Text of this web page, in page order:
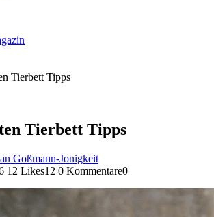
Tierbett Tipps
Tierbett Tipps
Goßmann-Jonigkeit
12 Likes12 0 Kommentare0